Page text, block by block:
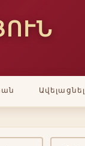
Ավելացնել